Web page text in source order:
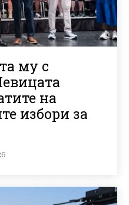
му с
на
избори за